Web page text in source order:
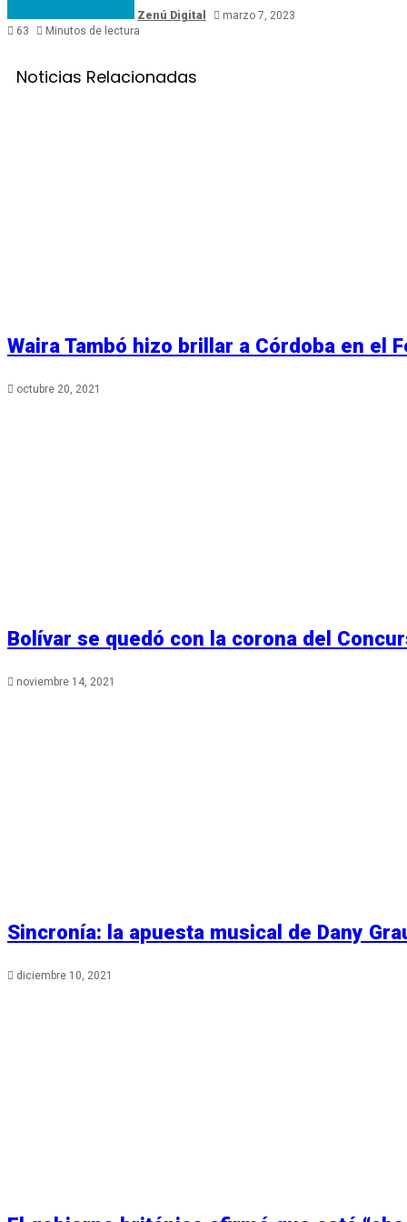
Zenú Digital
marzo 7, 2023
63
Minutos de lectura
Noticias Relacionadas
Waira Tambó hizo brillar a Córdoba en el
octubre 20, 2021
Bolívar se quedó con la corona del
noviembre 14, 2021
Sincronía: la apuesta musical de Dany
diciembre 10, 2021